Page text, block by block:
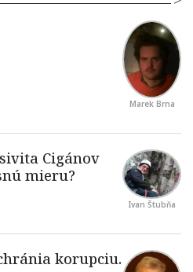
Marek Brna
Ivan Štubňa